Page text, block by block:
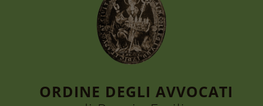
ORDINE DEGLI AVVOCATI